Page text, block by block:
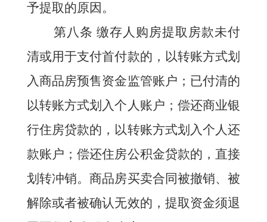
予提取的原因。
第八条 缴存人购房提取房款未付
清或用于支付首付款的，以转账方式划
入商品房预售资金监管账户；已付清的
以转账方式划入个人账户；偿还商业银
行住房贷款的，以转账方式划入个人还
款账户；偿还住房公积金贷款的，直接
划转冲销。商品房买卖合同被撤销、被
解除或者被确认无效的，提取资金须退